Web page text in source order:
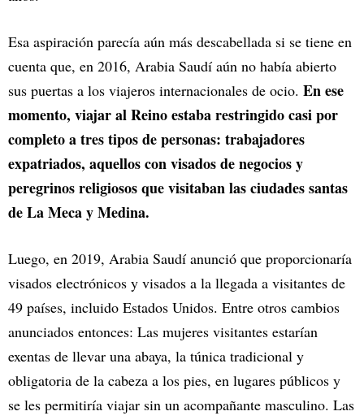
Esa aspiración parecía aún más descabellada si se tiene en
cuenta que, en 2016, Arabia Saudí aún no había abierto
sus puertas a los viajeros internacionales de ocio. En ese
momento, viajar al Reino estaba restringido casi por
completo a tres tipos de personas: trabajadores
expatriados, aquellos con visados de negocios y
peregrinos religiosos que visitaban las ciudades santas
de La Meca y Medina.
Luego, en 2019, Arabia Saudí anunció que proporcionaría
visados electrónicos y visados a la llegada a visitantes de
49 países, incluido Estados Unidos. Entre otros cambios
anunciados entonces: Las mujeres visitantes estarían
exentas de llevar una abaya, la túnica tradicional y
obligatoria de la cabeza a los pies, en lugares públicos y
se les permitiría viajar sin un acompañante masculino. Las